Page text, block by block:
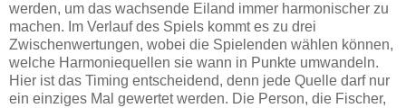
werden, um das wachsende Eiland immer harmonischer zu
machen. Im Verlauf des Spiels kommt es zu drei
Zwischenwertungen, wobei die Spielenden wählen können,
welche Harmoniequellen sie wann in Punkte umwandeln.
Hier ist das Timing entscheidend, denn jede Quelle darf nur
ein einziges Mal gewertet werden. Die Person, die Fischer,